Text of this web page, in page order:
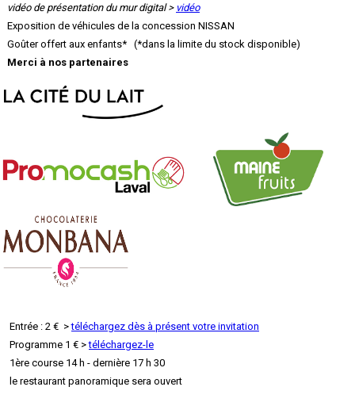
vidéo de présentation du mur digital > vidéo
Exposition de véhicules de la concession NISSAN
Goûter offert aux enfants* (*dans la limite du stock disponible)
Merci à nos partenaires
Entrée : 2 € >téléchargez dès à présent votre invitation
Programme 1 € >téléchargez-le
1ère course 14 h - dernière 17 h 30
le restaurant panoramique sera ouvert